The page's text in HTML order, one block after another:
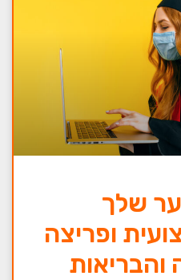
שלך
ופריצה
והבריאות